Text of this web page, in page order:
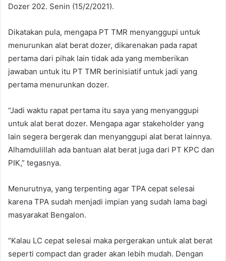
Dozer 202. Senin (15/2/2021).
Dikatakan pula, mengapa PT TMR menyanggupi untuk
menurunkan alat berat dozer, dikarenakan pada rapat
pertama dari pihak lain tidak ada yang memberikan
jawaban untuk itu PT TMR berinisiatif untuk jadi yang
pertama menurunkan dozer.
“Jadi waktu rapat pertama itu saya yang menyanggupi
untuk alat berat dozer. Mengapa agar stakeholder yang
lain segera bergerak dan menyanggupi alat berat lainnya.
Alhamdulillah ada bantuan alat berat juga dari PT KPC dan
PIK,” tegasnya.
Menurutnya, yang terpenting agar TPA cepat selesai
karena TPA sudah menjadi impian yang sudah lama bagi
masyarakat Bengalon.
“Kalau LC cepat selesai maka pergerakan untuk alat berat
seperti compact dan grader akan lebih mudah. Dengan